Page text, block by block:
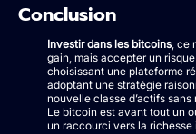
Conclusion
Investir dans les bitcoins, ce
gain, mais accepter un
choisissant une plateforme
adoptant une stratégie
nouvelle classe d’actifs
Le bitcoin est avant tout un
un raccourci vers la richesse